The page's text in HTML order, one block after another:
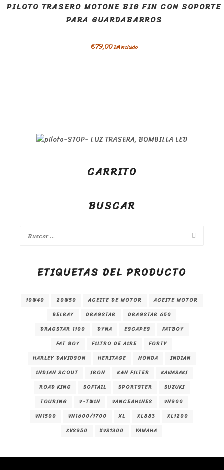
PILOTO TRASERO MOTONE BIG FIN CON SOPORTE
PARA GUARDABARROS
€79,00IVA incluido
CARRITO
BUSCAR
ETIQUETAS DEL PRODUCTO
10W40 20W50 ACEITE DE MOTOR
ACEITE MOTOR
BELRAY
DRAGSTAR
DRAGSTAR 650
DRAGSTAR 1100
DYNA ESCAPES
FATBOY
FAT BOY
FILTRO DE AIRE
FORTY
HARLEY DAVIDSON
HERITAGE HONDA
INDIAN
INDIAN SCOUT
IRON K&N FILTER
KAWASAKI
ROAD KING
SOFTAIL SPORTSTER
SUZUKI
TOURING
V-TWIN VANCE&HINES
VN900
VN1500
VN1600/1700 XL XL883
XL1200
XVS950
XVS1300 YAMAHA